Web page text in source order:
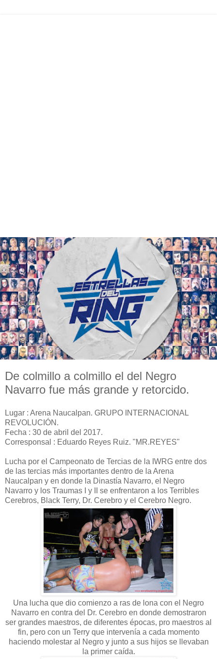
De colmillo a colmillo el del Negro
Navarro fue más grande y retorcido.
Lugar : Arena Naucalpan. GRUPO INTERNACIONAL
REVOLUCIÓN.
Fecha : 30 de abril del 2017.
Corresponsal : Eduardo Reyes Ruiz. "MR.REYES"
Lucha por el Campeonato de Tercias de la IWRG entre dos
de las tercias más importantes dentro de la Arena
Naucalpan y en donde la Dinastía Navarro, el Negro
Navarro y los Traumas I y II se enfrentaron a los Terribles
Cerebros, Black Terry, Dr. Cerebro y el Cerebro Negro.
Una lucha que dio comienzo a ras de lona con el Negro
Navarro en contra del Dr. Cerebro en donde demostraron
ser grandes maestros, de diferentes épocas, pro maestros al
fin, pero con un Terry que intervenía a cada momento
haciendo molestar al Negro y junto a sus hijos se llevaban
la primer caída.